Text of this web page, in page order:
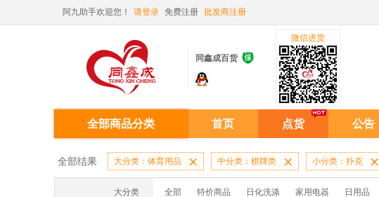
阿九助手欢迎您！ 请登录 免费注册 批发商注册
同鑫成百货 
微信进货
全部商品分类 首页 点货 公告
全部结果 大分类：体育用品  中分类：棋牌类  小分类：扑克 
大分类 全部 特价商品 日化洗涤 家用电器 日用品